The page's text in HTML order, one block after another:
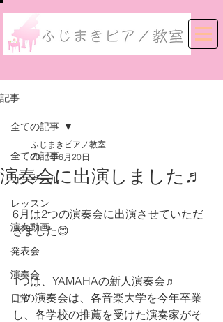
記事
全ての記事
コンクール
レッスン
演奏動画
発表会
演奏会
日常
全ての記事
演奏会に出演しました♬
ふじまきピアノ教室
2017年6月20日
6月は2つの演奏会に出演させていただ
きました😊
1つは、YAMAHAの新人演奏会♬
この演奏会は、各音楽大学を今年卒業
し、各学校の推薦を受けた演奏家がそ